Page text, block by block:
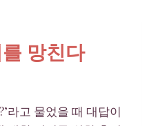
망친다
라고 물었을 때 대답이